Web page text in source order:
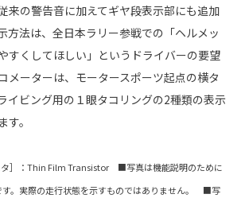
来の警告音に加えてギヤ段表示部にも追加
方法は、全日本ラリー参戦での「ヘルメッ
すくしてほしい」というドライバーの要望
メーターは、モータースポーツ起点の横タ
イビング用の１眼タコリングの2種類の表示
。
タ］：Thin Film Transistor ■写真は機能説明のために
す。実際の走行状態を示すものではありません。 ■写